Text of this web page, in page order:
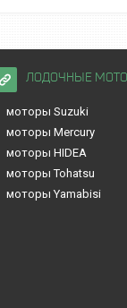
ЛОДОЧНЫЕ
моторы Suzuki
моторы Mercury
моторы HIDEA
моторы Tohatsu
моторы Yamabisi